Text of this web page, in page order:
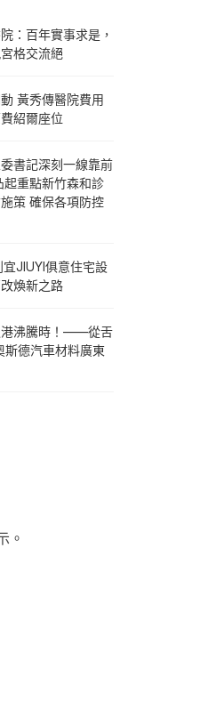
：百年實事求是，
格交流絕
黃秀傳醫院費用
紹爾座位
書記深刻一線靠前
重點新竹森和診
策 確保各項防控
宜JIUYI俱意住宅設
煥新之路
港沸騰時！——從舌
斯德汽車材料廣東
。